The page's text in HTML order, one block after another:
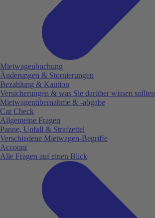
Mietwagenbuchung
Änderungen & Stornierungen
Bezahlung & Kaution
Versicherungen & was Sie darüber wissen sollten
Mietwagenübernahme & -abgabe
Car Check
Allgemeine Fragen
Panne, Unfall & Strafzettel
Verschiedene Mietwagen-Begriffe
Account
Alle Fragen auf einen Blick